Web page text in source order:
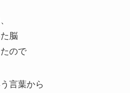
脳
ので
言葉から